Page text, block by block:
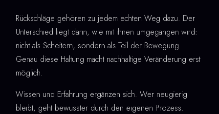
Rückschläge gehören zu jedem echten Weg dazu. Der
Unterschied liegt darin, wie mit ihnen umgegangen wird:
nicht als Scheitern, sondern als Teil der Bewegung.
Genau diese Haltung macht nachhaltige Veränderung erst
möglich.
Wissen und Erfahrung ergänzen sich. Wer neugierig
bleibt, geht bewusster durch den eigenen Prozess.